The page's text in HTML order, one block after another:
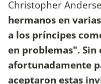
Christopher
hermanos en
a los príncipes
en problemas". Sin
afortunadamente
aceptaron estas